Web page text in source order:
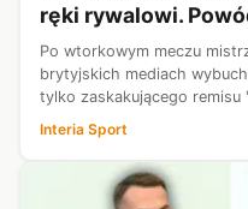
ręki rywalowi.
Po wtorkowym meczu
brytyjskich mediach
tylko zaskakującego remisu
Pod lupą znaleźli...
Interia Sport